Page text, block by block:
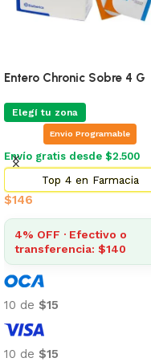
Entero Chronic Sobre 4 G
Elegí tu zona
Envio Programable
Envío gratis desde $2.500
Top 4 en Farmacia
$146
4% OFF · Efectivo o
transferencia: $140
10 de $15
10 de $15